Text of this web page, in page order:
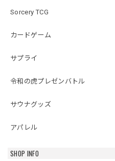
Sorcery TCG
カードゲーム
サプライ
令和の虎プレゼンバトル
サウナグッズ
アパレル
SHOP INFO